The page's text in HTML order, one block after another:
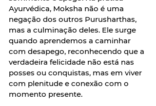
Ayurvédica, Moksha não é uma
negação dos outros Purusharthas,
mas a culminação deles. Ele surge
quando aprendemos a caminhar
com desapego, reconhecendo que a
verdadeira felicidade não está nas
posses ou conquistas, mas em viver
com plenitude e conexão com o
momento presente.